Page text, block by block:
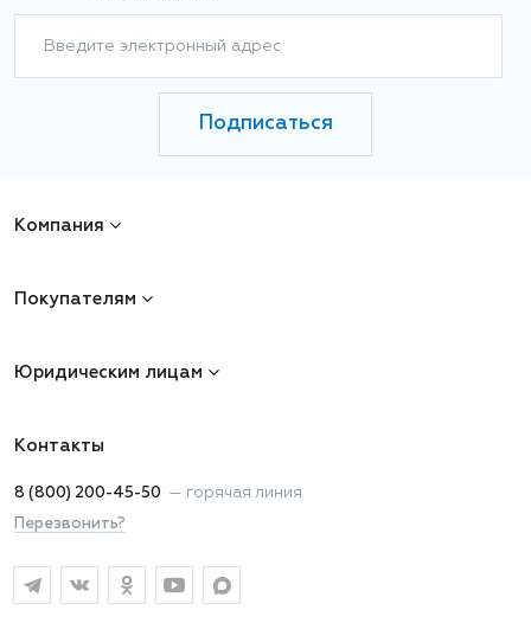
Введите электронный адрес
Подписаться
Компания
Покупателям
Юридическим лицам
Контакты
8 (800) 200-45-50 — горячая линия
Перезвонить?